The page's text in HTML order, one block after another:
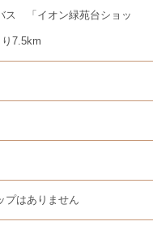
ス 「イオン緑苑台ショッ
7.5km
プはありません